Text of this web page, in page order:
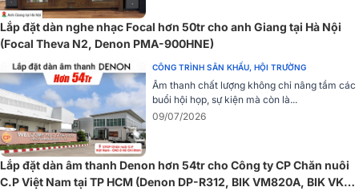
Lắp đặt dàn nghe nhạc Focal hơn 50tr cho anh Giang tại Hà Nội
(Focal Theva N2, Denon PMA-900HNE)
CÔNG TRÌNH SÂN KHẤU, HỘI TRƯỜNG
Âm thanh chất lượng không chỉ nâng tầm các
buổi hội họp, sự kiện mà còn là...
09/07/2026
Lắp đặt dàn âm thanh Denon hơn 54tr cho Công ty CP Chăn nuôi
C.P Việt Nam tại TP HCM (Denon DP-R312, BIK VM820A, BIK VK-